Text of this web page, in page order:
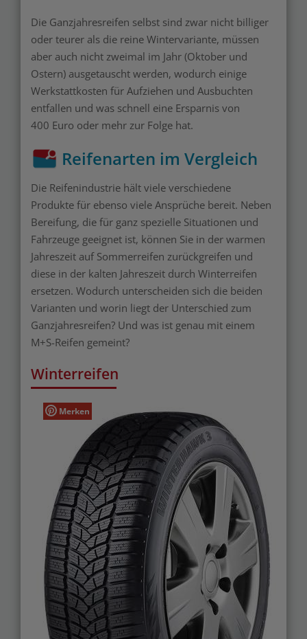
Die Ganzjahresreifen selbst sind zwar nicht billiger
oder teurer als die reine Wintervariante, müssen
aber auch nicht zweimal im Jahr (Oktober und
Ostern) ausgetauscht werden, wodurch einige
Werkstattkosten für Aufziehen und Ausbuchten
entfallen und was schnell eine Ersparnis von
400 Euro oder mehr zur Folge hat.
Reifenarten im Vergleich
Die Reifenindustrie hält viele verschiedene
Produkte für ebenso viele Ansprüche bereit. Neben
Bereifung, die für ganz spezielle Situationen und
Fahrzeuge geeignet ist, können Sie in der warmen
Jahreszeit auf Sommerreifen zurückgreifen und
diese in der kalten Jahreszeit durch Winterreifen
ersetzen. Wodurch unterscheiden sich die beiden
Varianten und worin liegt der Unterschied zum
Ganzjahresreifen? Und was ist genau mit einem
M+S-Reifen gemeint?
Winterreifen
Merken